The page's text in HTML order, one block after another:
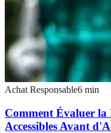
Achat Responsable6 min
Comment Évaluer
Accessibles Avant